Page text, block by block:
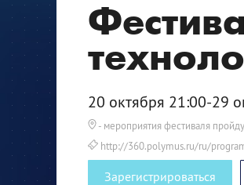
20 октября 21:00-29
- мероприятия фестиваля
http://360.polymus.ru/ru/
Зарегистрироваться